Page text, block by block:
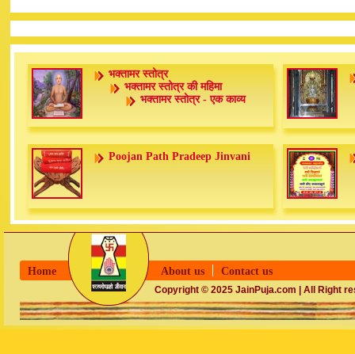
भक्तामर स्तोत्र
भक्तामर स्तोत्र की महिमा
भक्तामर स्तोत्र - एक काव्य
Poojan Path Pradeep Jinvani
Home About us Contact us
Copyright © 2025 JainPuja.com | All Right